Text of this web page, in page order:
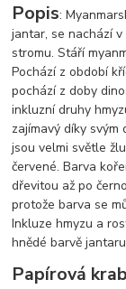
Popis:
jantar, se nachází v
stromu. Stáří
Pochází z období
pochází z doby
inkluzní druhy
zajímavý díky svým
jsou velmi světle
červené. Barva
dřevitou až po
protože barva se
Inkluze hmyzu a
hnědé barvě
Papírová